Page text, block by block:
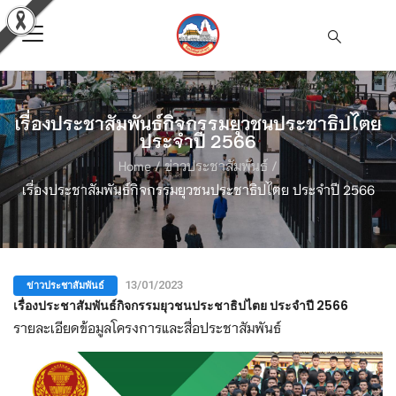
เรื่องประชาสัมพันธ์กิจกรรมยุวชนประชาธิปไตย
ประจำปี 2566
Home/ ข่าวประชาสัมพันธ์ /
เรื่องประชาสัมพันธ์กิจกรรมยุวชนประชาธิปไตย ประจำปี 2566
ข่าวประชาสัมพันธ์ 13/01/2023
เรื่องประชาสัมพันธ์กิจกรรมยุวชนประชาธิปไตย ประจำปี 2566
รายละเอียดข้อมูลโครงการและสื่อประชาสัมพันธ์